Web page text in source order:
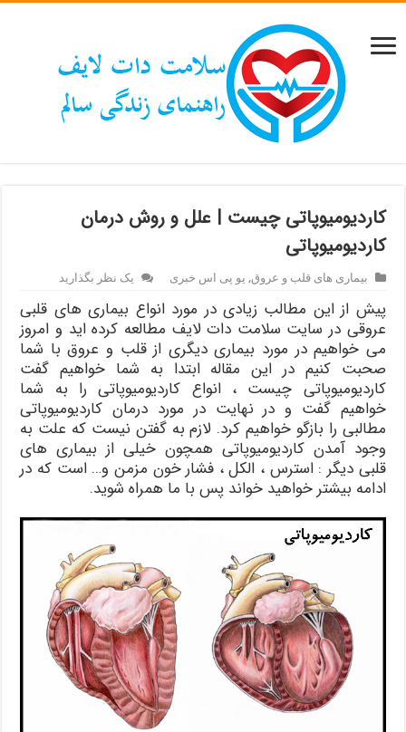
کاردیومیوپاتی چیست | علل و روش درمان
کاردیومیوپاتی
بیماری های قلب و عروق, یو پی اس خبری یک نظر بگذارید
پیش از این مطالب زیادی در مورد انواع بیماری های قلبی
عروقی در سایت سلامت دات لایف مطالعه کرده اید و امروز
می خواهیم در مورد بیماری دیگری از قلب و عروق با شما
صحبت کنیم در این مقاله ابتدا به شما خواهیم گفت
کاردیومیوپاتی چیست ، انواع کاردیومیوپاتی را به شما
خواهیم گفت و در نهایت در مورد درمان کاردیومیوپاتی
مطالبی را بازگو خواهیم کرد. لازم به گفتن نیست که علت به
وجود آمدن کاردیومیوپاتی همچون خیلی از بیماری های
قلبی دیگر : استرس ، الکل ، فشار خون مزمن و… است که در
ادامه بیشتر خواهید خواند پس با ما همراه شوید.